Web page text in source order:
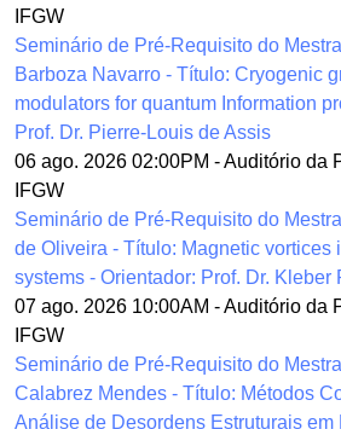
IFGW
Seminário de Pré-Requisito do
Barboza Navarro - Título: Cryogenic
modulators for quantum Information
Prof. Dr. Pierre-Louis de Assis
06 ago. 2026 02:00PM -Auditório da
IFGW
Seminário de Pré-Requisito do
de Oliveira - Título: Magnetic vortices
systems - Orientador: Prof. Dr. Kleber
07 ago. 2026 10:00AM -Auditório da
IFGW
Seminário de Pré-Requisito do
Calabrez Mendes - Título: Métodos
Análise de Desordens Estruturais em